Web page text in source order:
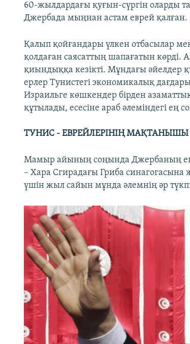
60-жылдардағы қуғын-сүргін оларды
Джербада мыңнан астам еврей қалған.
Қалып қойғандары үлкен отбасылар
қолдаған саясаттың шапағатын көрді.
қиындыққа кезікті. Мұндағы әйелдер
ерлер Тунистегі экономикалық
Израильге көшкендер бірден
құтылады, есесіне араб әлеміндегі
ТУНИС - ЕВРЕЙЛЕРІНІҢ МАҚТАНЫШЫ
Мамыр айының соңында Джербаның
– Хара Сгирадағы Гриба
үшін жыл сайын мұнда әлемнің әр